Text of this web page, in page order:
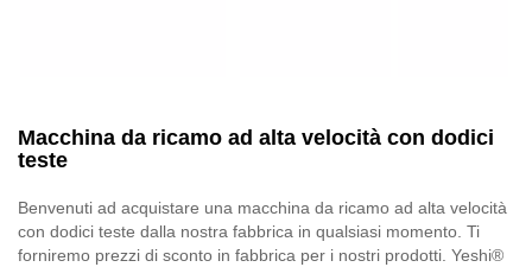
Macchina da ricamo ad alta velocità con dodici
teste
Benvenuti ad acquistare una macchina da ricamo ad alta velocità
con dodici teste dalla nostra fabbrica in qualsiasi momento. Ti
forniremo prezzi di sconto in fabbrica per i nostri prodotti. Yeshi®